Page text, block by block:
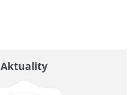
Aktuality